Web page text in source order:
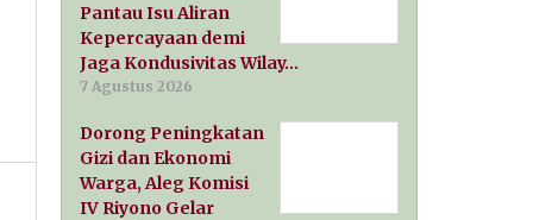
Pantau Isu Aliran
Kepercayaan demi
Jaga Kondusivitas Wilay…
7 Agustus 2026
Dorong Peningkatan
Gizi dan Ekonomi
Warga, Aleg Komisi
IV Riyono Gelar